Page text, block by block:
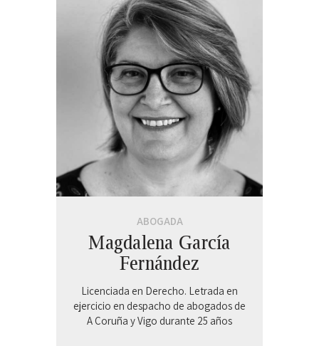
ABOGADA
Magdalena García
Fernández
Licenciada en Derecho. Letrada en
ejercicio en despacho de abogados de
A Coruña y Vigo durante 25 años